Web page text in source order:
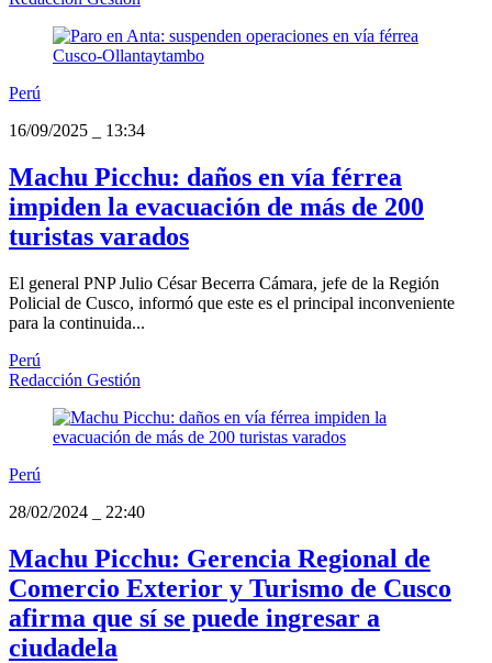
Perú
16/09/2025
13:34
Machu Picchu: daños en vía férrea
impiden la evacuación de más de 200
turistas varados
El general PNP Julio César Becerra Cámara, jefe de la Región
Policial de Cusco, informó que este es el principal inconveniente
para la continuida...
Perú
Redacción Gestión
Perú
28/02/2024
22:40
Machu Picchu: Gerencia Regional de
Comercio Exterior y Turismo de Cusco
afirma que sí se puede ingresar a
ciudadela